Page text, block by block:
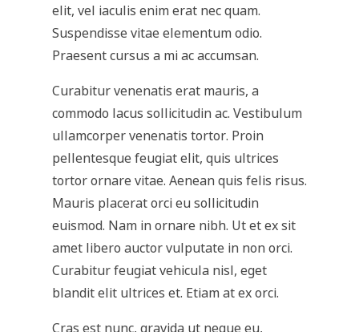
elit, vel iaculis enim erat nec quam.
Suspendisse vitae elementum odio.
Praesent cursus a mi ac accumsan.
Curabitur venenatis erat mauris, a
commodo lacus sollicitudin ac. Vestibulum
ullamcorper venenatis tortor. Proin
pellentesque feugiat elit, quis ultrices
tortor ornare vitae. Aenean quis felis risus.
Mauris placerat orci eu sollicitudin
euismod. Nam in ornare nibh. Ut et ex sit
amet libero auctor vulputate in non orci.
Curabitur feugiat vehicula nisl, eget
blandit elit ultrices et. Etiam at ex orci.
Cras est nunc, gravida ut neque eu,